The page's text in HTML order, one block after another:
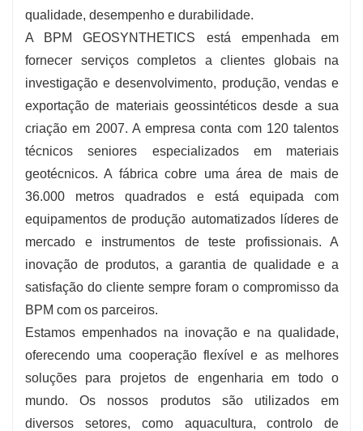
qualidade, desempenho e durabilidade.
A BPM GEOSYNTHETICS está empenhada em
fornecer serviços completos a clientes globais na
investigação e desenvolvimento, produção, vendas e
exportação de materiais geossintéticos desde a sua
criação em 2007. A empresa conta com 120 talentos
técnicos seniores especializados em materiais
geotécnicos. A fábrica cobre uma área de mais de
36.000 metros quadrados e está equipada com
equipamentos de produção automatizados líderes de
mercado e instrumentos de teste profissionais. A
inovação de produtos, a garantia de qualidade e a
satisfação do cliente sempre foram o compromisso da
BPM com os parceiros.
Estamos empenhados na inovação e na qualidade,
oferecendo uma cooperação flexível e as melhores
soluções para projetos de engenharia em todo o
mundo. Os nossos produtos são utilizados em
diversos setores, como aquacultura, controlo de